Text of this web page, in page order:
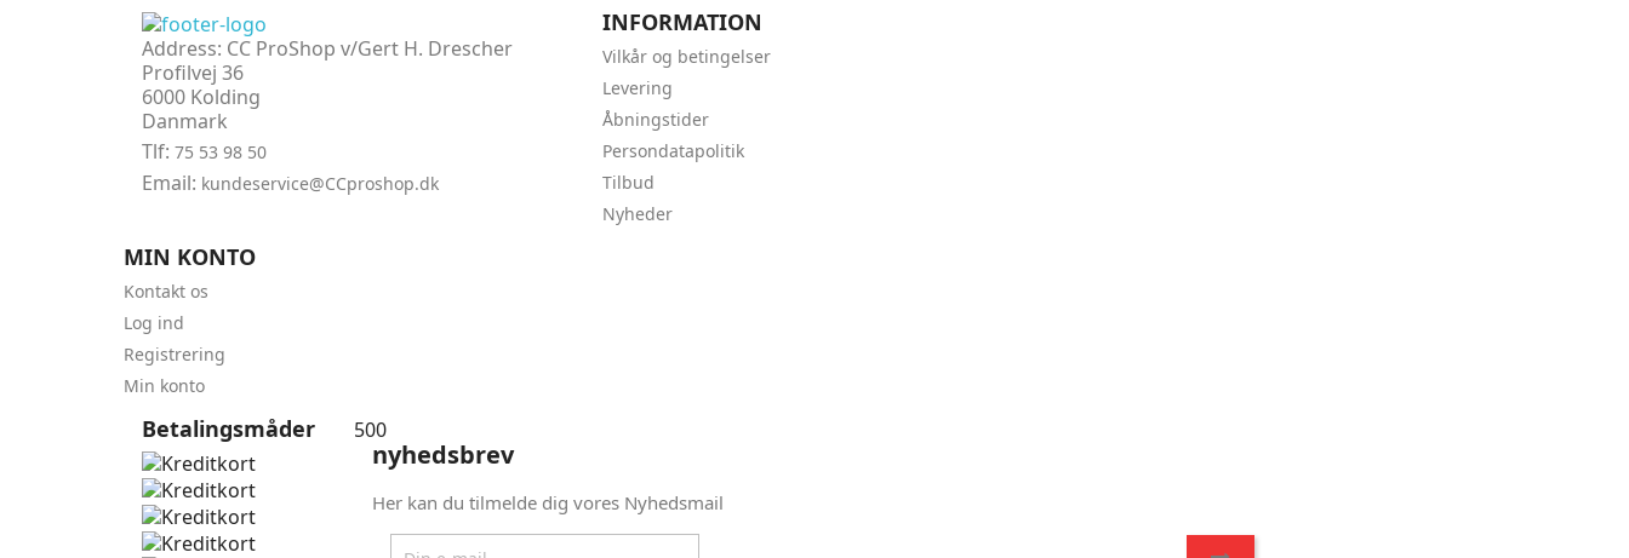
Address: CC ProShop v/Gert H. Drescher
Profilvej 36
6000 Kolding
Danmark
Tlf: 75 53 98 50
Email: kundeservice@CCproshop.dk
INFORMATION
Vilkår og betingelser
Levering
Åbningstider
Persondatapolitik
Tilbud
Nyheder
MIN KONTO
Kontakt os
Log ind
Registrering
Min konto
500
Betalingsmåder
nyhedsbrev
Her kan du tilmelde dig vores Nyhedsmail